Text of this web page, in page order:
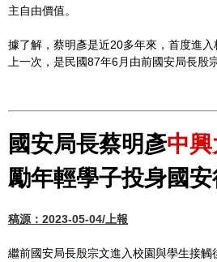
主自由價值。
據了解，蔡明彥是近20多年來，首度進
上一次，是民國87年6月由前國安局長殷
國安局長蔡明彥中
勵年輕學子投身國安
稿源：2023-05-04/上報
繼前國安局長殷宗文進入校園與學生接觸